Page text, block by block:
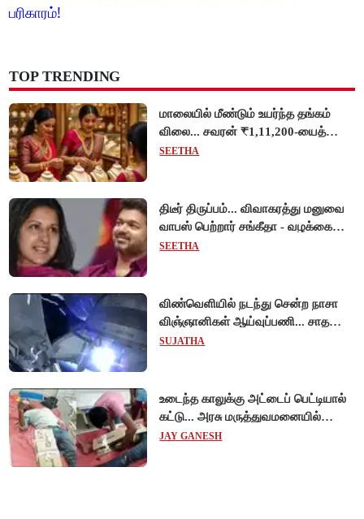
பரிகாரம்!
TOP TRENDING
மாலையில் மீண்டும் உயர்ந்த தங்கம்
விலை... சவரன் ₹1,11,200-யைத்
தொட்டது!
SEETHA
திடீர் திருப்பம்... விவாகரத்து மனுவை
வாபஸ் பெற்றார் சங்கீதா - வழக்கை
முடித்து வைத்தது செங்கல்பட்டு
SEETHA
விண்வெளியில் நடந்து சென்ற நாசா
விஞ்ஞானிகள் ஆய்வுப்பணி... சாதனை
!
SUJATHA
உடைந்த காலுக்கு அட்டைப் பெட்டியால்
கட்டு... அரசு மருத்துவமனையில்
விநோத சிகிச்சை... அதிர்ச்சி வீடியோ!
JAY GANESH